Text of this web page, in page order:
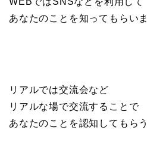
あなたのことを知ってもらい
リアルでは交流会など
リアルな場で交流することで
あなたのことを認知してもら